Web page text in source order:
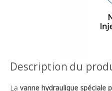
Description du
La vanne hydraulique spéciale